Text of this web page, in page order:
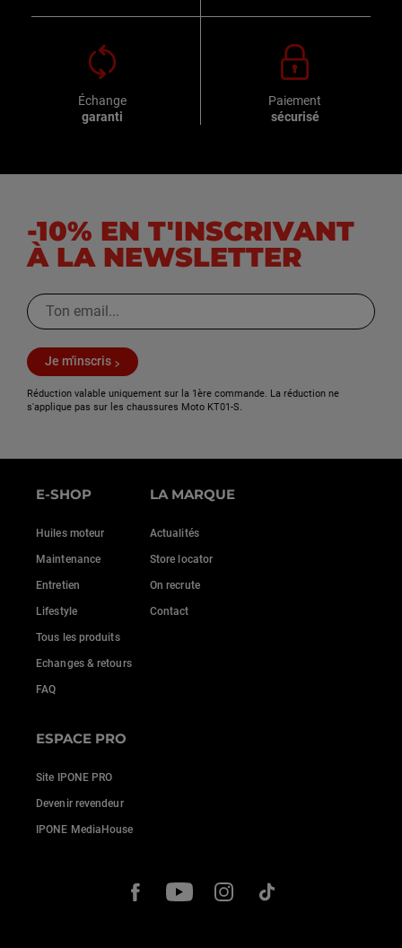
Échange
garanti
Paiement
sécurisé
-10% EN T'INSCRIVANT
À LA NEWSLETTER
Je m'inscris
Réduction valable uniquement sur la 1ère commande. La réduction ne
s'applique pas sur les chaussures Moto KT01-S.
E-SHOP
Huiles moteur
Maintenance
Entretien
Lifestyle
Tous les produits
Echanges & retours
FAQ
LA MARQUE
Actualités
Store locator
On recrute
Contact
ESPACE PRO
Site IPONE PRO
Devenir revendeur
IPONE MediaHouse